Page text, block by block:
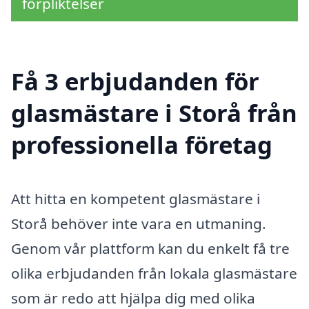
Få 3 erbjudanden för
glasmästare i Storå från
professionella företag
Att hitta en kompetent glasmästare i
Storå behöver inte vara en utmaning.
Genom vår plattform kan du enkelt få tre
olika erbjudanden från lokala glasmästare
som är redo att hjälpa dig med olika